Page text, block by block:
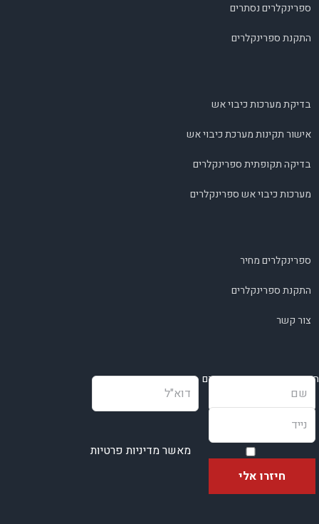
ספרינקלרים נסתרים
התקנת ספרינקלרים
בדיקת מערכות כיבוי אש
אישור תקינות מערכת כיבוי אש
בדיקה תקופתית ספרינקלרים
מערכות כיבוי אש ספרינקלרים
ספרינקלרים מחיר
התקנת ספרינקלרים
צור קשר
השאירו פרטים ונחזור בהקדם
מאשר מדיניות פרטיות